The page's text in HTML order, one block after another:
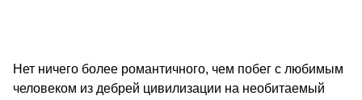
Нет ничего более романтичного, чем побег с любимым
человеком из дебрей цивилизации на необитаемый